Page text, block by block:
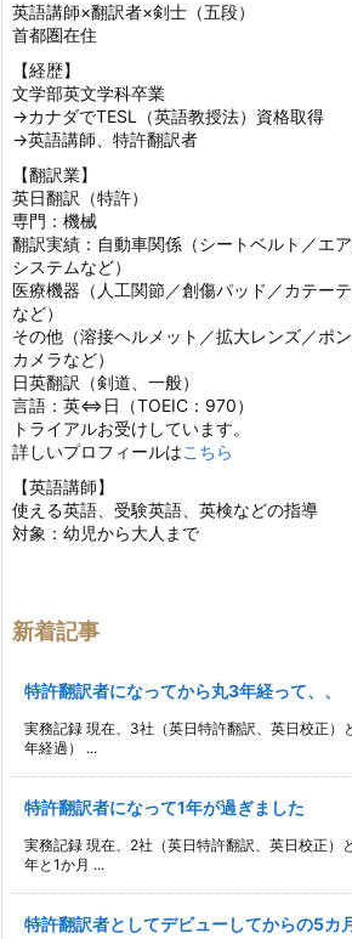
英語講師×翻訳者×剣士（五段）
首都圏在住
【経歴】
文学部英文学科卒業
→カナダでTESL（英語教授法）資格取得
→英語講師、特許翻訳者
【翻訳業】
英日翻訳（特許）
専門：機械
翻訳実績：自動車関係（シートベルト／エ
システムなど）
医療機器（人工関節／創傷パッド／カテー
など）
その他（溶接ヘルメット／拡大レンズ／ポ
カメラなど）
日英翻訳（剣道、一般）
言語：英⇔日（TOEIC：970）
トライアルお受けしています。
詳しいプロフィールはこちら
【英語講師】
使える英語、受験英語、英検などの指導
対象：幼児から大人まで
新着記事
特許翻訳者になってから丸3年経って、、
実務記録 現在、3社（英日特許翻訳、英日校正）
年経過） ...
特許翻訳者になって1年が過ぎました
実務記録 現在、2社（英日特許翻訳、英日校正）
年と1か月 ...
特許翻訳者としてデビューしてからの5カ